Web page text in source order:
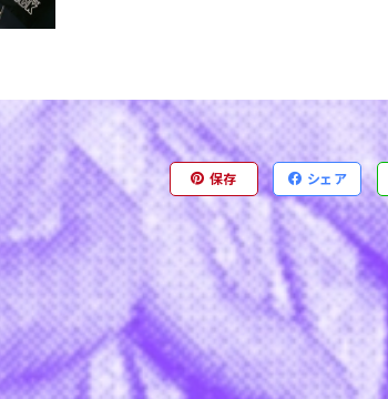
保存 シェア